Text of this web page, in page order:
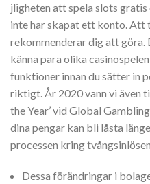
jligheten att spela slots
inte har skapat ett konto. Att
rekommenderar dig att göra.
känna para olika
funktioner innan du sätter in
riktigt. År 2020 vann vi även
the Year’ vid Global
dina pengar kan bli låsta
processen kring
Dessa förändringar i